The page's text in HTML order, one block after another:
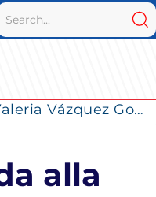
La Numia Vero Volley completa il roster: la schiacciatrice portoricana Valeria Vázquez Gomez è l’ultimo innesto di Milano per la stagione 2026/2027
alla